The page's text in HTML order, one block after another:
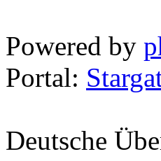
Powered by
Portal:
Deutsche